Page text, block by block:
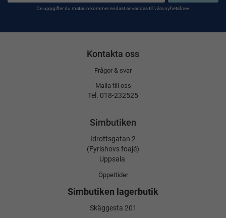
De uppgifter du matar in kommer endast användas till våra nyhetsbrev.
Kontakta oss
Frågor & svar
Maila till oss
Tel. 018-232525
Simbutiken
Idrottsgatan 2
(Fyrishovs foajé)
Uppsala
Öppettider
Simbutiken lagerbutik
Skäggesta 201